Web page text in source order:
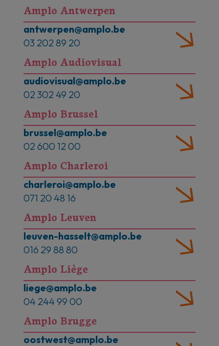
Amplo Antwerpen
antwerpen@amplo.be
03 202 89 20
Amplo Audiovisual
audiovisual@amplo.be
02 302 49 20
Amplo Brussel
brussel@amplo.be
02 600 12 00
Amplo Charleroi
charleroi@amplo.be
071 20 48 16
Amplo Leuven
leuven-hasselt@amplo.be
016 29 88 80
Amplo Liège
liege@amplo.be
04 244 99 00
Amplo Brugge
oostwest@amplo.be